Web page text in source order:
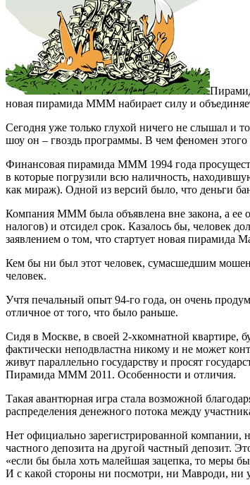
новая пирамида МММ набирает силу и
Сегодня уже только глухой ничего не слышал и
шоу он – гвоздь программы. В чем феномен
Финансовая пирамида МММ 1994 года
в которые погрузили всю наличность,
как мираж). Одной из версий было, что деньги
Компания МММ была объявлена вне закона, а ее
налогов) и отсидел срок. Казалось бы, человек
заявлением о том, что стартует новая пирамида
Кем бы ни был этот человек, сумасшедшим
человек.
Учтя печальный опыт 94-го года, он очень
отличное от того, что было раньше.
Сидя в Москве, в своей 2-хкомнатной квартире,
фактически неподвластна никому и не может
живут параллельно государству и просят
Пирамида МММ 2011. Особенности и отличия.
Такая авантюрная игра стала возможной
распределения денежного потока между
Нет официально зарегистрированной компании,
частного депозита на другой частный депозит.
«если бы была хоть малейшая зацепка, то меры
И с какой стороны ни посмотри, ни Мавроди, ни